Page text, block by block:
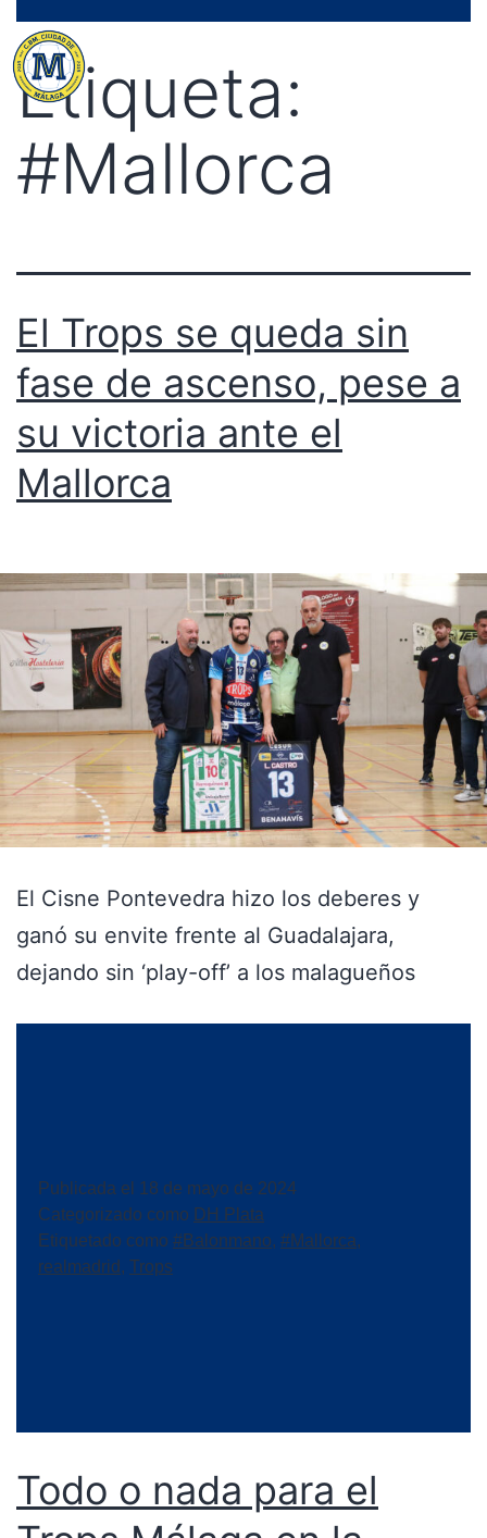
contenido
Etiqueta:
#Mallorca
El Trops se queda sin
fase de ascenso, pese a
su victoria ante el
Mallorca
El Cisne Pontevedra hizo los deberes y
ganó su envite frente al Guadalajara,
dejando sin ‘play-off’ a los malagueños
Publicada el
18 de mayo de 2024
Categorizado como DH Plata
Etiquetado como #Balonmano, #Mallorca,
realmadrid , Trops
Todo o nada para el